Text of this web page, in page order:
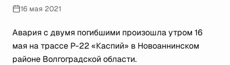
16 мая 2021
Авария с двумя погибшими произошла утром 16
мая на трассе Р-22 «Каспий» в Новоаннинском
районе Волгоградской области.